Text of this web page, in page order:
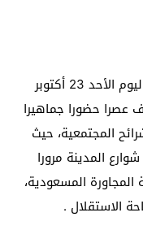
عرفت مسيرة حركة 20 فبراير تازة ليوم الأحد 23 أكتوبر
عصرا حضورا جماهيرا
المجتمعية، حيث
المدينة مرورا
المسعودية،
الاستقلال .